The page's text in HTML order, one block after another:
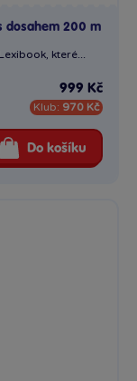
dosahem 200 m
které...
999 Kč
Klub: 970 Kč
Do košíku